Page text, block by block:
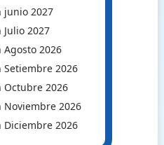
junio 2027
Julio 2027
Agosto 2026
Setiembre 2026
Octubre 2026
Noviembre 2026
Diciembre 2026